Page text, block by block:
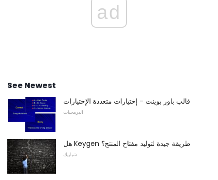
ad
See Newest
قالب باور بوينت - إختيارات متعددة الإختيارات
البرمجيات
هل Keygen طريقة جيدة لتوليد مفتاح المنتج؟
شبابيك